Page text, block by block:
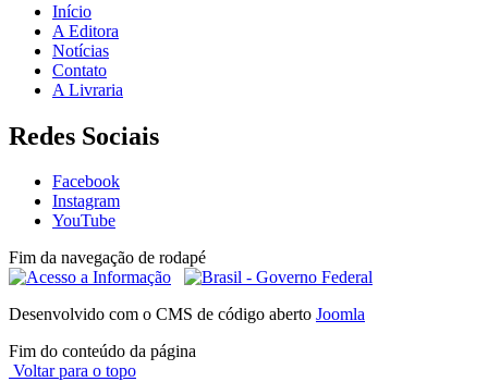
Início
A Editora
Notícias
Contato
A Livraria
Redes Sociais
Facebook
Instagram
YouTube
Fim da navegação de rodapé
Desenvolvido com o CMS de código aberto Joomla
Fim do conteúdo da página
Voltar para o topo